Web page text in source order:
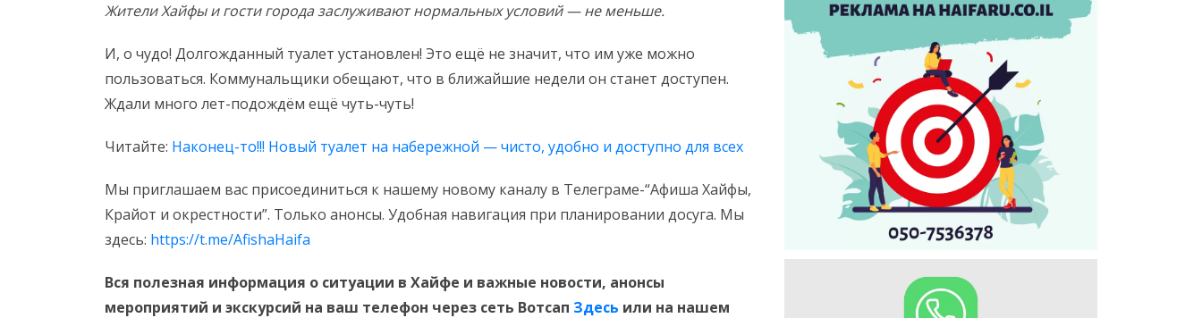
Жители Хайфы и гости города заслуживают нормальных условий — не меньше.
И, о чудо! Долгожданный туалет установлен! Это ещё не значит, что им уже можно
пользоваться. Коммунальщики обещают, что в ближайшие недели он станет доступен.
Ждали много лет-подождём ещё чуть-чуть!
Читайте: Наконец-то!!! Новый туалет на набережной — чисто, удобно и доступно для всех
Мы приглашаем вас присоединиться к нашему новому каналу в Телеграме-“Афиша Хайфы,
Крайот и окрестности”. Только анонсы. Удобная навигация при планировании досуга. Мы
здесь: https://t.me/AfishaHaifa
Вся полезная информация о ситуации в Хайфе и важные новости, анонсы
мероприятий и экскурсий на ваш телефон через сеть Вотсап Здесь или на нашем